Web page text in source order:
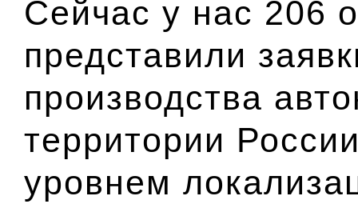
Сейчас у нас 206
представили
производства
территории
уровнем